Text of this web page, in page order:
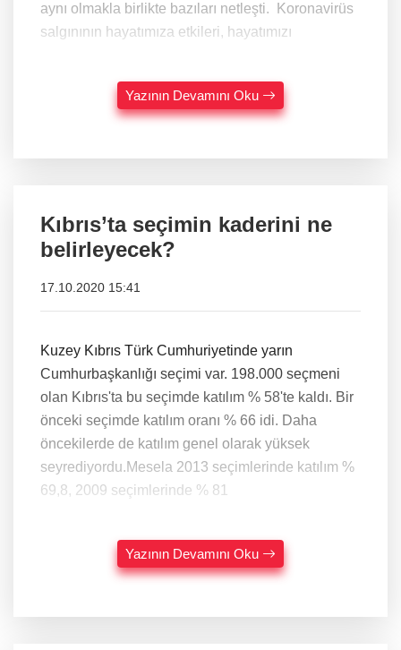
aynı olmakla birlikte bazıları netleşti. Koronavirüs
salgınının hayatımıza etkileri, hayatımızı
Yazının Devamını Oku
Kıbrıs’ta seçimin kaderini ne
belirleyecek?
17.10.2020 15:41
Kuzey Kıbrıs Türk Cumhuriyetinde yarın
Cumhurbaşkanlığı seçimi var. 198.000 seçmeni
olan Kıbrıs'ta bu seçimde katılım % 58'te kaldı. Bir
önceki seçimde katılım oranı % 66 idi. Daha
öncekilerde de katılım genel olarak yüksek
seyrediyordu.Mesela 2013 seçimlerinde katılım %
69,8, 2009 seçimlerinde % 81
Yazının Devamını Oku